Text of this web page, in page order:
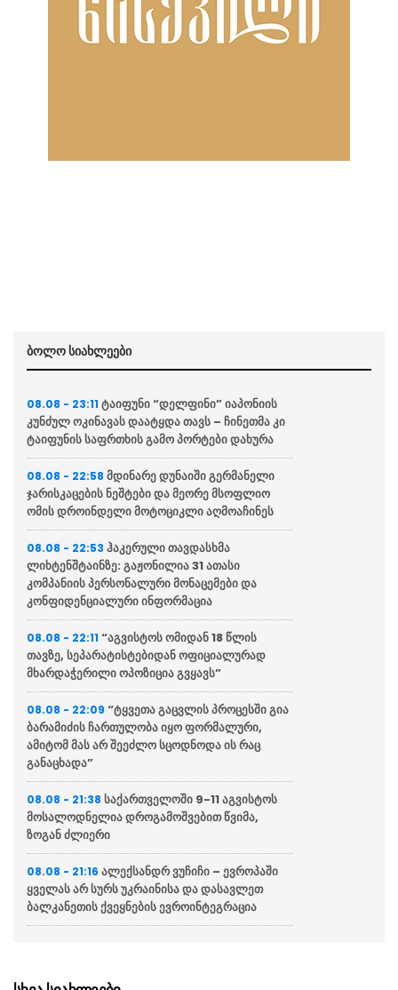
ბოლო სიახლეები
08.08 - 23:11 ტაიფუნი “დელფინი” იაპონიის
კუნძულ ოკინავას დაატყდა თავს – ჩინეთმა კი
ტაიფუნის საფრთხის გამო პორტები დახურა
08.08 - 22:58 მდინარე დუნაიში გერმანელი
ჯარისკაცების ნეშტები და მეორე მსოფლიო
ომის დროინდელი მოტოციკლი აღმოაჩინეს
08.08 - 22:53 ჰაკერული თავდასხმა
ლიხტენშტაინზე: გაჟონილია 31 ათასი
კომპანიის პერსონალური მონაცემები და
კონფიდენციალური ინფორმაცია
08.08 - 22:11 “აგვისტოს ომიდან 18 წლის
თავზე, სეპარატისტებიდან ოფიციალურად
მხარდაჭერილი ოპოზიცია გვყავს”
08.08 - 22:09 “ტყვეთა გაცვლის პროცესში გია
ბარამიძის ჩართულობა იყო ფორმალური,
ამიტომ მას არ შეეძლო სცოდნოდა ის რაც
განაცხადა”
08.08 - 21:38 საქართველოში 9-11 აგვისტოს
მოსალოდნელია დროგამოშვებით წვიმა,
ზოგან ძლიერი
08.08 - 21:16 ალექსანდრ ვუჩიჩი – ევროპაში
ყველას არ სურს უკრაინისა და დასავლეთ
ბალკანეთის ქვეყნების ევროინტეგრაცია
მიაწვდის „პეტრიოტის“ სისტემისთვის